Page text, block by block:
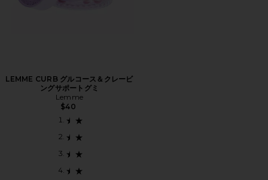
LEMME CURB グルコース＆クレービ
ングサポートグミ
Lemme
$40